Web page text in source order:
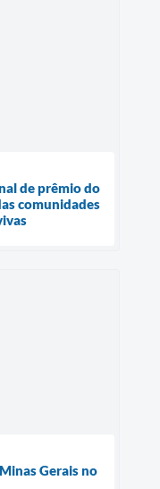
de prêmio do
comunidades
Gerais no